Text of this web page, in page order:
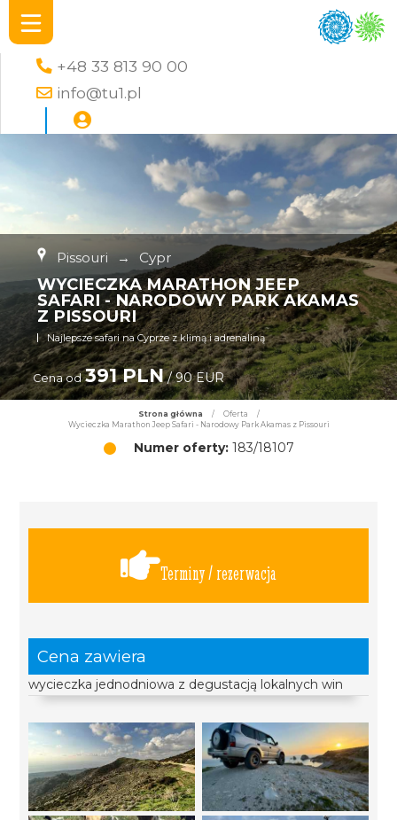
+48 33 813 90 00
info@tu1.pl
Pissouri → Cypr
WYCIECZKA MARATHON JEEP
SAFARI - NARODOWY PARK AKAMAS
Z PISSOURI
Najlepsze safari na Cyprze z klimą i adrenaliną
Cena od 391 PLN/ 90 EUR
Strona główna / Oferta
/
Wycieczka Marathon Jeep Safari - Narodowy Park Akamas z Pissouri
Numer oferty:183/18107
Terminy / rezerwacja
Cena zawiera
wycieczka jednodniowa z degustacją lokalnych win